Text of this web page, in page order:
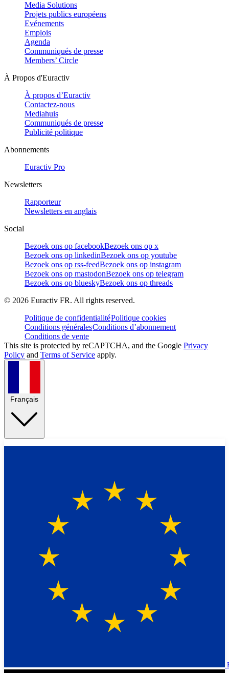
Media Solutions
Projets publics européens
Evénements
Emplois
Agenda
Communiqués de presse
Members’ Circle
À Propos d'Euractiv
À propos d’Euractiv
Contactez-nous
Mediahuis
Communiqués de presse
Publicité politique
Abonnements
Euractiv Pro
Newsletters
Rapporteur
Newsletters en anglais
Social
Bezoek ons op facebookBezoek ons op x
Bezoek ons op linkedinBezoek ons op youtube
Bezoek ons op rss-feedBezoek ons op instagram
Bezoek ons op mastodonBezoek ons op telegram
Bezoek ons op blueskyBezoek ons op threads
© 2026 Euractiv FR. All rights reserved.
Politique de confidentialitéPolitique cookies
Conditions généralesConditions d’abonnement
Conditions de vente
This site is protected by reCAPTCHA, and the Google Privacy
Policy and Terms of Service apply.
Français